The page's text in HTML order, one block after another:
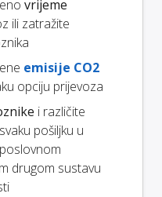
vrijeme
ili zatražite
emisije CO2
opciju prijevoza
i različite
pošiljku u
drugom sustavu